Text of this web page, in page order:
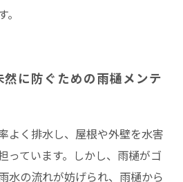
に防ぐための雨樋メンテ
よく排水し、屋根や外壁を水害
っています。しかし、雨樋がゴ
水の流れが妨げられ、雨樋から